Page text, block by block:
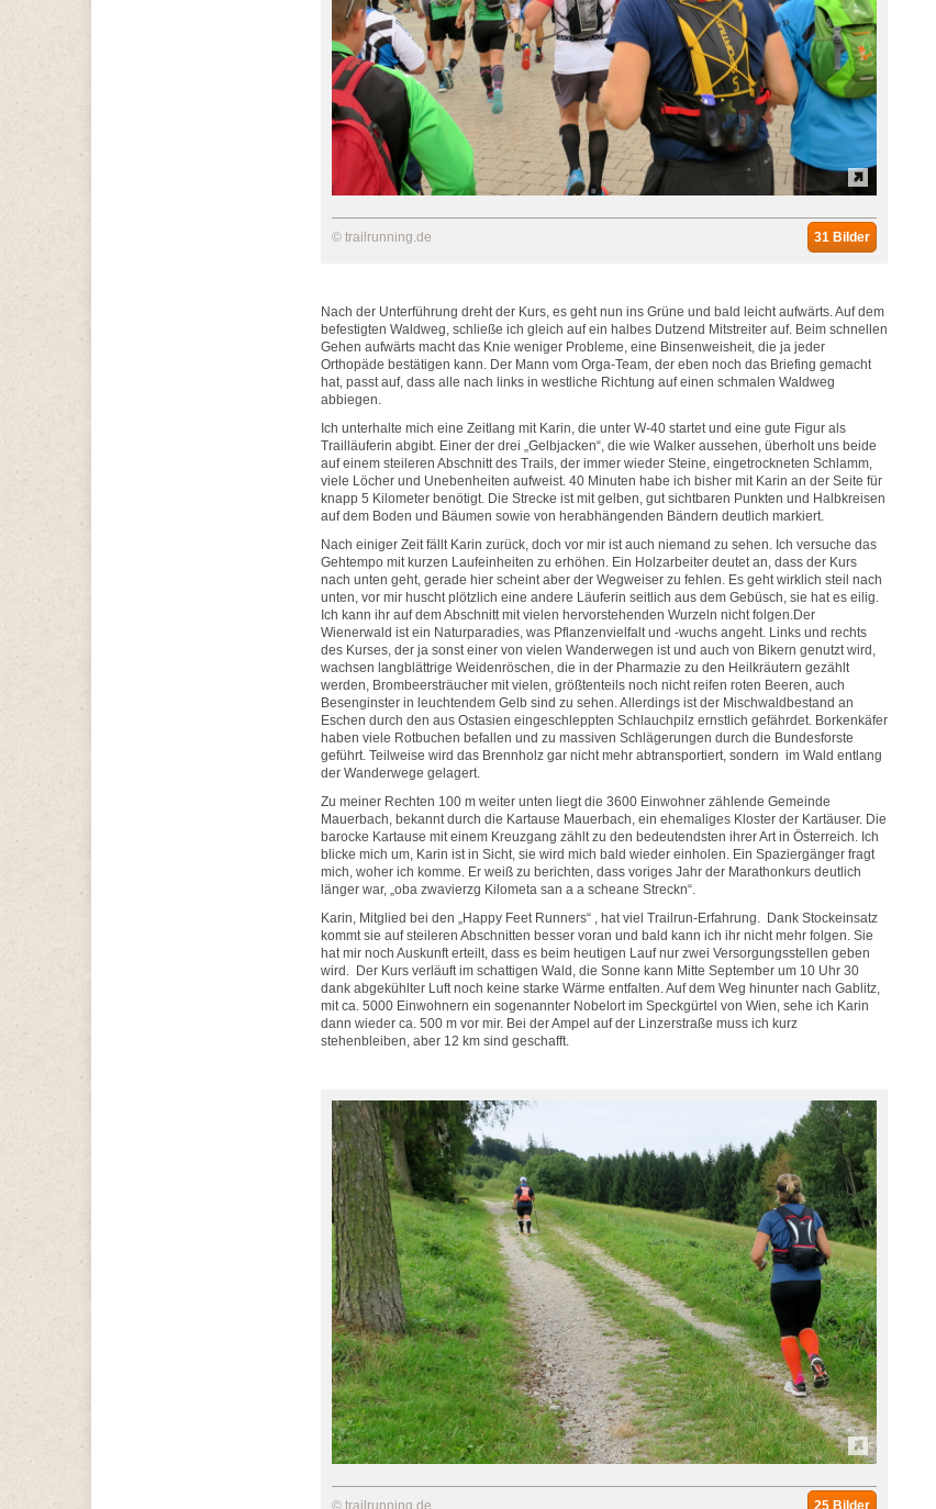
© trailrunning.de 31 Bilder
Nach der Unterführung dreht der Kurs, es geht nun ins Grüne und bald leicht aufwärts. Auf dem
befestigten Waldweg, schließe ich gleich auf ein halbes Dutzend Mitstreiter auf. Beim schnellen
Gehen aufwärts macht das Knie weniger Probleme, eine Binsenweisheit, die ja jeder
Orthopäde bestätigen kann. Der Mann vom Orga-Team, der eben noch das Briefing gemacht
hat, passt auf, dass alle nach links in westliche Richtung auf einen schmalen Waldweg
abbiegen.
Ich unterhalte mich eine Zeitlang mit Karin, die unter W-40 startet und eine gute Figur als
Trailläuferin abgibt. Einer der drei „Gelbjacken“, die wie Walker aussehen, überholt uns beide
auf einem steileren Abschnitt des Trails, der immer wieder Steine, eingetrockneten Schlamm,
viele Löcher und Unebenheiten aufweist. 40 Minuten habe ich bisher mit Karin an der Seite für
knapp 5 Kilometer benötigt. Die Strecke ist mit gelben, gut sichtbaren Punkten und Halbkreisen
auf dem Boden und Bäumen sowie von herabhängenden Bändern deutlich markiert.
Nach einiger Zeit fällt Karin zurück, doch vor mir ist auch niemand zu sehen. Ich versuche das
Gehtempo mit kurzen Laufeinheiten zu erhöhen. Ein Holzarbeiter deutet an, dass der Kurs
nach unten geht, gerade hier scheint aber der Wegweiser zu fehlen. Es geht wirklich steil nach
unten, vor mir huscht plötzlich eine andere Läuferin seitlich aus dem Gebüsch, sie hat es eilig.
Ich kann ihr auf dem Abschnitt mit vielen hervorstehenden Wurzeln nicht folgen.Der
Wienerwald ist ein Naturparadies, was Pflanzenvielfalt und -wuchs angeht. Links und rechts
des Kurses, der ja sonst einer von vielen Wanderwegen ist und auch von Bikern genutzt wird,
wachsen langblättrige Weidenröschen, die in der Pharmazie zu den Heilkräutern gezählt
werden, Brombeersträucher mit vielen, größtenteils noch nicht reifen roten Beeren, auch
Besenginster in leuchtendem Gelb sind zu sehen. Allerdings ist der Mischwaldbestand an
Eschen durch den aus Ostasien eingeschleppten Schlauchpilz ernstlich gefährdet. Borkenkäfer
haben viele Rotbuchen befallen und zu massiven Schlägerungen durch die Bundesforste
geführt. Teilweise wird das Brennholz gar nicht mehr abtransportiert, sondern im Wald entlang
der Wanderwege gelagert.
Zu meiner Rechten 100 m weiter unten liegt die 3600 Einwohner zählende Gemeinde
Mauerbach, bekannt durch die Kartause Mauerbach, ein ehemaliges Kloster der Kartäuser. Die
barocke Kartause mit einem Kreuzgang zählt zu den bedeutendsten ihrer Art in Österreich. Ich
blicke mich um, Karin ist in Sicht, sie wird mich bald wieder einholen. Ein Spaziergänger fragt
mich, woher ich komme. Er weiß zu berichten, dass voriges Jahr der Marathonkurs deutlich
länger war, „oba zwavierzg Kilometa san a a scheane Streckn“.
Karin, Mitglied bei den „Happy Feet Runners“ , hat viel Trailrun-Erfahrung. Dank Stockeinsatz
kommt sie auf steileren Abschnitten besser voran und bald kann ich ihr nicht mehr folgen. Sie
hat mir noch Auskunft erteilt, dass es beim heutigen Lauf nur zwei Versorgungsstellen geben
wird. Der Kurs verläuft im schattigen Wald, die Sonne kann Mitte September um 10 Uhr 30
dank abgekühlter Luft noch keine starke Wärme entfalten. Auf dem Weg hinunter nach Gablitz,
mit ca. 5000 Einwohnern ein sogenannter Nobelort im Speckgürtel von Wien, sehe ich Karin
dann wieder ca. 500 m vor mir. Bei der Ampel auf der Linzerstraße muss ich kurz
stehenbleiben, aber 12 km sind geschafft.
© trailrunning.de 25 Bilder